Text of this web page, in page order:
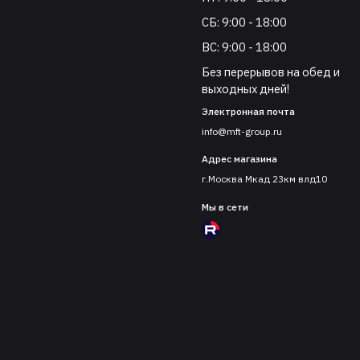
СБ: 9:00 - 18:00
ВС: 9:00 - 18:00
Без перерывов на обед и
выходных дней!
Электронная почта
info@mft-group.ru
Адрес магазина
г.Москва Мкад 23км влд10
Мы в сети